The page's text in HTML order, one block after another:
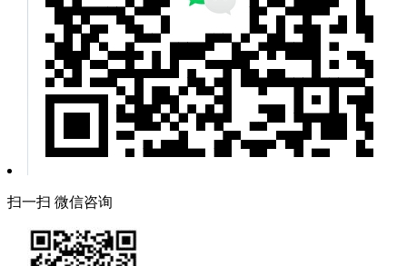
扫一扫 微信咨询